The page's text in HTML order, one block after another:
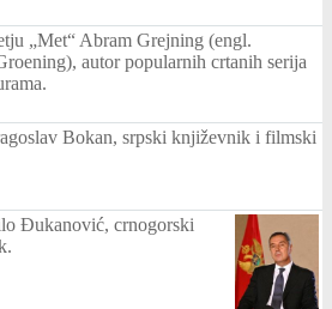
„Met“ Abram Grejning (engl.
autor popularnih crtanih serija
Bokan, srpski književnik i filmski
Ðukanović, crnogorski